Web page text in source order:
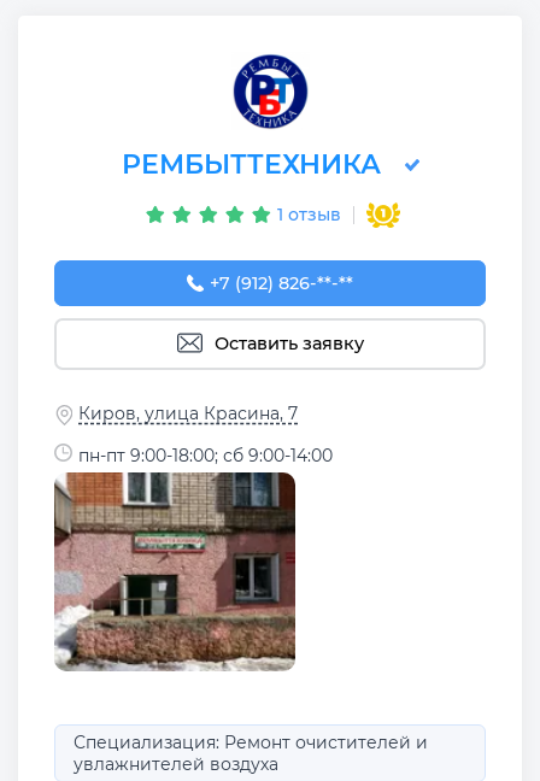
РЕМБЫТТЕХНИКА
1 отзыв
+7 (912) 826-92-50
+7 (912) 826-**-**
Оставить заявку
Киров, улица Красина, 7
пн-пт 9:00-18:00; сб 9:00-14:00
Специализация: Ремонт очистителей и
увлажнителей воздуха